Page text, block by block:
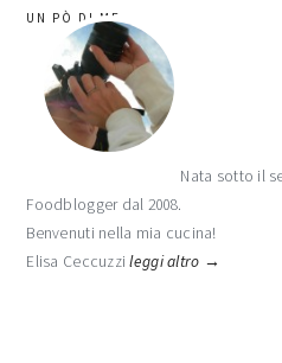
laterale
primaria
UN PÒ DI ME
Nata sotto il
Foodblogger dal 2008.
Benvenuti nella mia cucina!
Elisa Ceccuzzileggi altro →